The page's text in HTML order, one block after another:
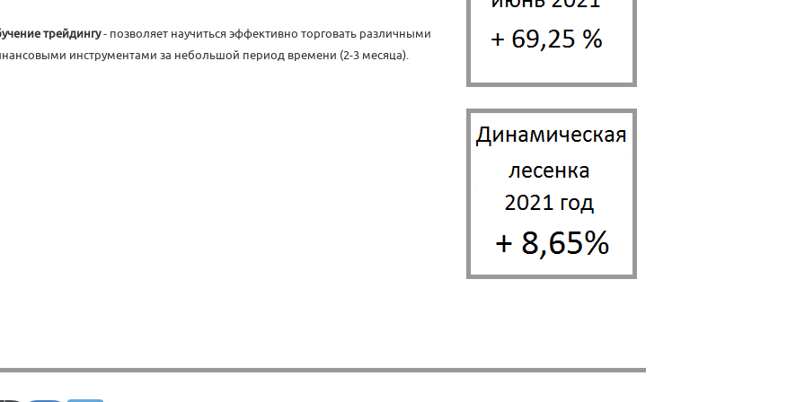
трейдингу- позволяет научиться эффективно торговать различными
инструментами за небольшой период времени (2-3 месяца).